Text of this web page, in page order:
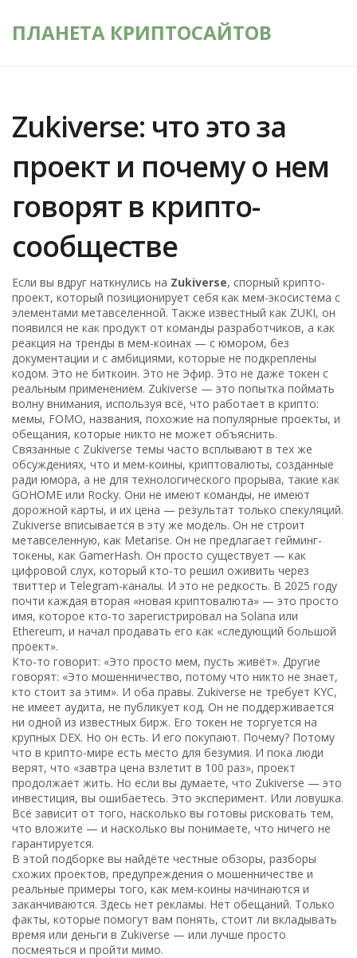
ПЛАНЕТА КРИПТОСАЙТОВ
Zukiverse: что это за
проект и почему о нем
говорят в крипто-
сообществе
Если вы вдруг наткнулись на Zukiverse, спорный крипто-
проект, который позиционирует себя как мем-экосистема с
элементами метавселенной. Также известный как ZUKI, он
появился не как продукт от команды разработчиков, а как
реакция на тренды в мем-коинах — с юмором, без
документации и с амбициями, которые не подкреплены
кодом. Это не биткоин. Это не Эфир. Это не даже токен с
реальным применением. Zukiverse — это попытка поймать
волну внимания, используя всё, что работает в крипто:
мемы, FOMO, названия, похожие на популярные проекты, и
обещания, которые никто не может объяснить.
Связанные с Zukiverse темы часто всплывают в тех же
обсуждениях, что имем-коины,криптовалюты, созданные
ради юмора, а не для технологического прорыва, такие как
GOHOME или Rocky. Они не имеют команды, не имеют
дорожной карты, и их цена — результат только спекуляций.
Zukiverse вписывается в эту же модель. Он не строит
метавселенную, как Metarise. Он не предлагает гейминг-
токены, как GamerHash. Он просто существует — как
цифровой слух, который кто-то решил оживить через
твиттер и Telegram-каналы. И это не редкость. В 2025 году
почти каждая вторая «новая криптовалюта» — это просто
имя, которое кто-то зарегистрировал на Solana или
Ethereum, и начал продавать его как «следующий большой
проект».
Кто-то говорит: «Это просто мем, пусть живёт». Другие
говорят: «Это мошенничество, потому что никто не знает,
кто стоит за этим». И оба правы. Zukiverse не требует KYC,
не имеет аудита, не публикует код. Он не поддерживается
ни одной из известных бирж. Его токен не торгуется на
крупных DEX. Но он есть. И его покупают. Почему? Потому
что в крипто-мире есть место для безумия. И пока люди
верят, что «завтра цена взлетит в 100 раз», проект
продолжает жить. Но если вы думаете, что Zukiverse — это
инвестиция, вы ошибаетесь. Это эксперимент. Или ловушка.
Всё зависит от того, насколько вы готовы рисковать тем,
что вложите — и насколько вы понимаете, что ничего не
гарантируется.
В этой подборке вы найдёте честные обзоры, разборы
схожих проектов, предупреждения о мошенничестве и
реальные примеры того, как мем-коины начинаются и
заканчиваются. Здесь нет рекламы. Нет обещаний. Только
факты, которые помогут вам понять, стоит ли вкладывать
время или деньги в Zukiverse — или лучше просто
посмеяться и пройти мимо.